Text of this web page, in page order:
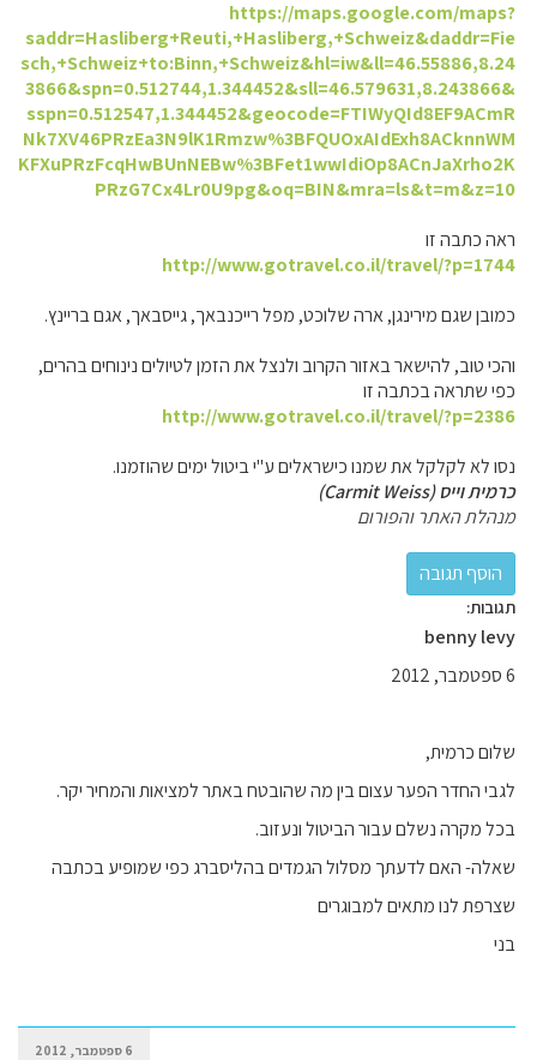
https://maps.google.com/maps?
saddr=Hasliberg+Reuti,+Hasliberg,+Schweiz&daddr=Fie
sch,+Schweiz+to:Binn,+Schweiz&hl=iw&ll=46.55886,8.24
3866&spn=0.512744,1.344452&sll=46.579631,8.243866&
sspn=0.512547,1.344452&geocode=FTIWyQId8EF9ACmR
Nk7XV46PRzEa3N9lK1Rmzw%3BFQUOxAIdExh8ACknnWM
KFXuPRzFcqHwBUnNEBw%3BFet1wwIdiOp8ACnJaXrho2K
PRzG7Cx4Lr0U9pg&oq=BIN&mra=ls&t=m&z=10
ראה כתבה זו
http://www.gotravel.co.il/travel/?p=1744
כמובן שגם מירינגן, ארה שלוכט, מפל רייכנבאך, גייסבאך, אגם בריינץ.
והכי טוב, להישאר באזור הקרוב ולנצל את הזמן לטיולים נינוחים בהרים,
כפי שתראה בכתבה זו
http://www.gotravel.co.il/travel/?p=2386
נסו לא לקלקל את שמנו כישראלים ע"י ביטול ימים שהוזמנו.
כרמית וייס (Carmit Weiss)
מנהלת האתר והפורום
תגובות:
benny levy
6 ספטמבר, 2012
שלום כרמית,
לגבי החדר הפער עצום בין מה שהובטח באתר למציאות והמחיר יקר.
בכל מקרה נשלם עבור הביטול ונעזוב.
שאלה- האם לדעתך מסלול הגמדים בהליסברג כפי שמופיע בכתבה
שצרפת לנו מתאים למבוגרים
בני
6 ספטמבר, 2012